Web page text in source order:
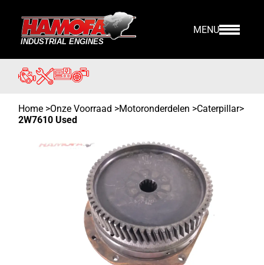
MENU
Home >Onze Voorraad >Motoronderdelen >Caterpillar>
2W7610 Used